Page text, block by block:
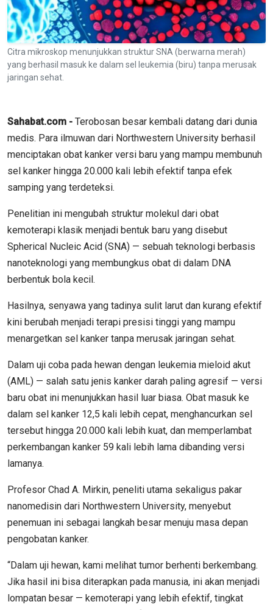
Citra mikroskop menunjukkan struktur SNA (berwarna merah)
yang berhasil masuk ke dalam sel leukemia (biru) tanpa merusak
jaringan sehat.
Sahabat.com - Terobosan besar kembali datang dari dunia
medis. Para ilmuwan dari Northwestern University berhasil
menciptakan obat kanker versi baru yang mampu membunuh
sel kanker hingga 20.000 kali lebih efektif tanpa efek
samping yang terdeteksi.
Penelitian ini mengubah struktur molekul dari obat
kemoterapi klasik menjadi bentuk baru yang disebut
Spherical Nucleic Acid (SNA) — sebuah teknologi berbasis
nanoteknologi yang membungkus obat di dalam DNA
berbentuk bola kecil.
Hasilnya, senyawa yang tadinya sulit larut dan kurang efektif
kini berubah menjadi terapi presisi tinggi yang mampu
menargetkan sel kanker tanpa merusak jaringan sehat.
Dalam uji coba pada hewan dengan leukemia mieloid akut
(AML) — salah satu jenis kanker darah paling agresif — versi
baru obat ini menunjukkan hasil luar biasa. Obat masuk ke
dalam sel kanker 12,5 kali lebih cepat, menghancurkan sel
tersebut hingga 20.000 kali lebih kuat, dan memperlambat
perkembangan kanker 59 kali lebih lama dibanding versi
lamanya.
Profesor Chad A. Mirkin, peneliti utama sekaligus pakar
nanomedisin dari Northwestern University, menyebut
penemuan ini sebagai langkah besar menuju masa depan
pengobatan kanker.
“Dalam uji hewan, kami melihat tumor berhenti berkembang.
Jika hasil ini bisa diterapkan pada manusia, ini akan menjadi
lompatan besar — kemoterapi yang lebih efektif, tingkat